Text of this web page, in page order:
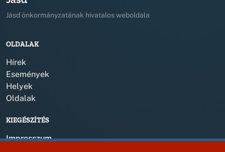
Jásd önkormányzatának hivatalos weboldala
OLDALAK
Hírek
Események
Helyek
Oldalak
KIEGÉSZÍTÉS
Impresszum